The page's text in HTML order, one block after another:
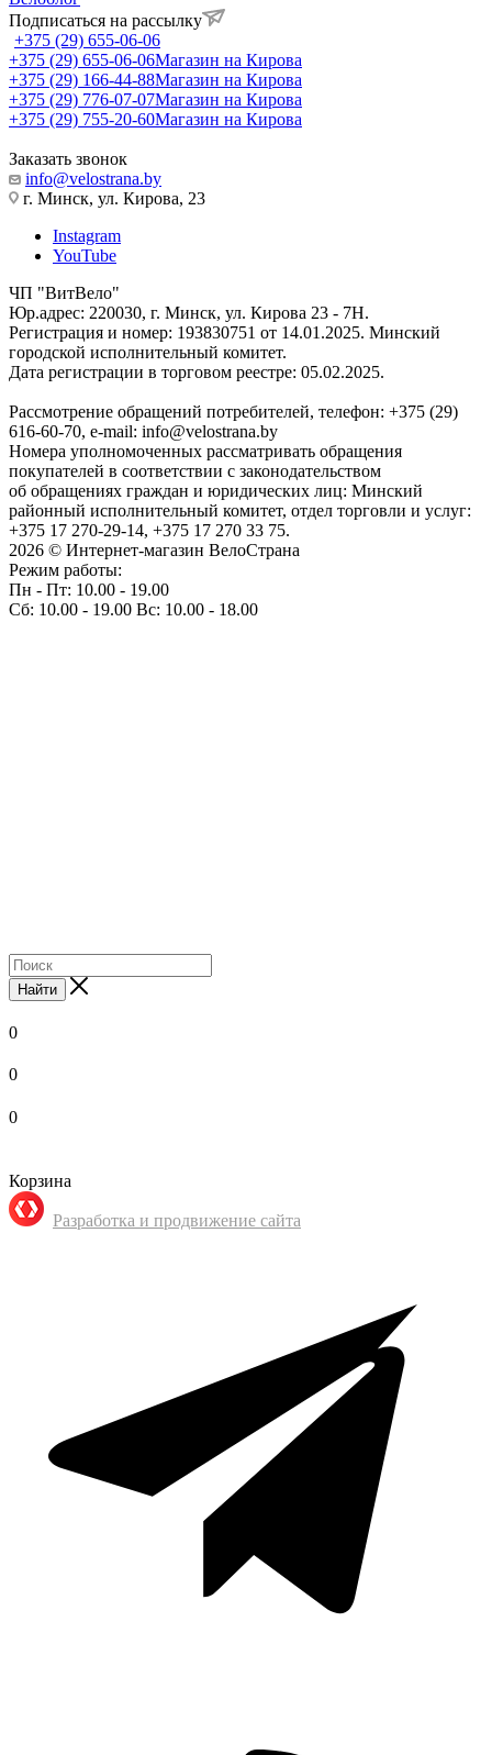
Подписаться на рассылку
+375 (29) 655-06-06
+375 (29) 655-06-06Магазин на Кирова
+375 (29) 166-44-88Магазин на Кирова
+375 (29) 776-07-07Магазин на Кирова
+375 (29) 755-20-60Магазин на Кирова
Заказать звонок
info@velostrana.by
г. Минск, ул. Кирова, 23
Instagram
YouTube
ЧП "ВитВело"
Юр.адрес: 220030, г. Минск, ул. Кирова 23 - 7Н.
Регистрация и номер: 193830751 от 14.01.2025. Минский
городской исполнительный комитет.
Дата регистрации в торговом реестре: 05.02.2025.
Рассмотрение обращений потребителей, телефон: +375 (29)
616-60-70, e-mail: info@velostrana.by
Номера уполномоченных рассматривать обращения
покупателей в соответствии с законодательством
об обращениях граждан и юридических лиц: Минский
районный исполнительный комитет, отдел торговли и услуг:
+375 17 270-29-14, +375 17 270 33 75.
2026 © Интернет-магазин ВелоСтрана
Режим работы:
Пн - Пт: 10.00 - 19.00
Сб: 10.00 - 19.00 Вс: 10.00 - 18.00
Найти
0
0
0
Корзина
Разработка и продвижение сайта